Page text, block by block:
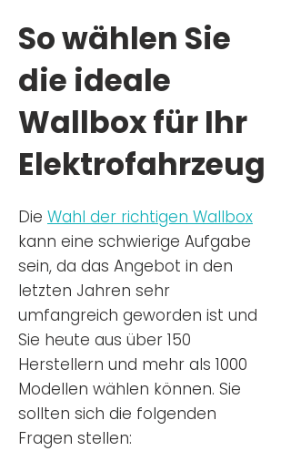
So wählen Sie
die ideale
Wallbox für Ihr
Elektrofahrzeug
Die Wahl der richtigen Wallbox
kann eine schwierige Aufgabe
sein, da das Angebot in den
letzten Jahren sehr
umfangreich geworden ist und
Sie heute aus über 150
Herstellern und mehr als 1000
Modellen wählen können. Sie
sollten sich die folgenden
Fragen stellen: